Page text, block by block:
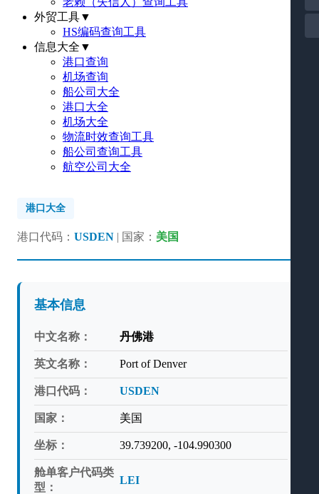
外贸工具▼
HS编码查询工具
信息大全 ▼
港口查询
机场查询
船公司大全
港口大全
机场大全
物流时效查询工具
船公司查询工具
航空公司大全
港口大全
港口代码： USDEN | 国家： 美国
基本信息
中文名称： 丹佛港
英文名称： Port of Denver
港口代码： USDEN
国家： 美国
坐标： 39.739200, -104.990300
舱单客户代码类
型：
LEI